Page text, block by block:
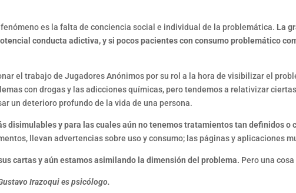
es la falta de conciencia social e individual de la problemática. La
conducta adictiva, y si pocos pacientes con consumo problemático
el trabajo de Jugadores Anónimos por su rol a la hora de visibilizar el
con drogas y las adicciones químicas, pero tendemos a relativizar
un deterioro profundo de la vida de una persona.
disimulables y para las cuales aún no tenemos tratamientos tan definidos o
llevan advertencias sobre uso y consumo; las páginas y aplicaciones
cartas y aún estamos asimilando la dimensión del problema. Pero una
Irazoqui es psicólogo.